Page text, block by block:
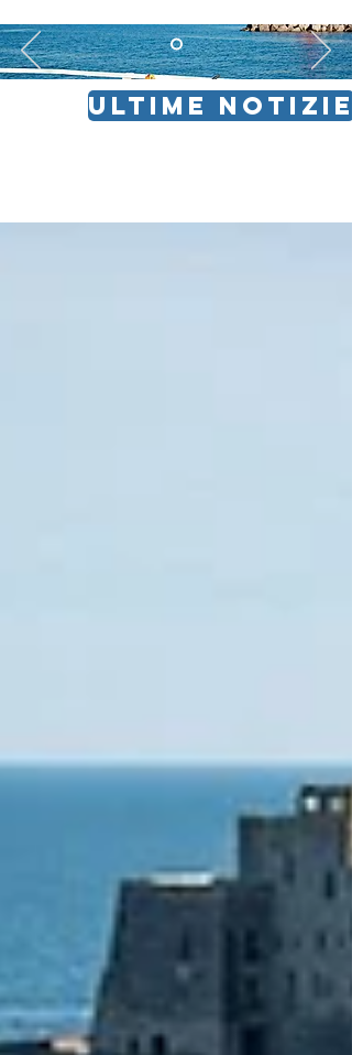
ULTIME NOTIZIE